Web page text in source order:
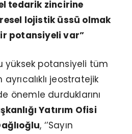
tedarik zincirine
lojistik üssü olmak
potansiyeli var”
yüksek potansiyeli tüm
jeostratejik
önemle durduklarını
Yatırım Ofisi
, ‘’Sayın